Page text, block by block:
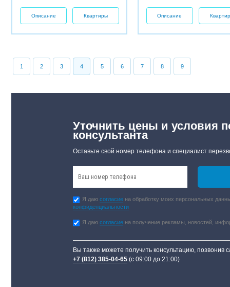
Описание Квартиры Описание
1 2 3 4 5 6 7 8 9
Уточнить цены и условия
консультанта
Оставьте свой номер телефона и специалист
Я даюсогласие на обработку моих персональных
конфиденциальности
Я даюсогласие на получение рекламы, новостей,
Вы также можете получить консультацию, позвонив
+7 (812) 385-04-65 (с 09:00 до 21:00)